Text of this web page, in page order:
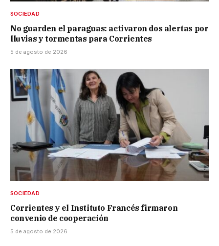
SOCIEDAD
No guarden el paraguas: activaron dos alertas por
lluvias y tormentas para Corrientes
5 de agosto de 2026
SOCIEDAD
Corrientes y el Instituto Francés firmaron
convenio de cooperación
5 de agosto de 2026